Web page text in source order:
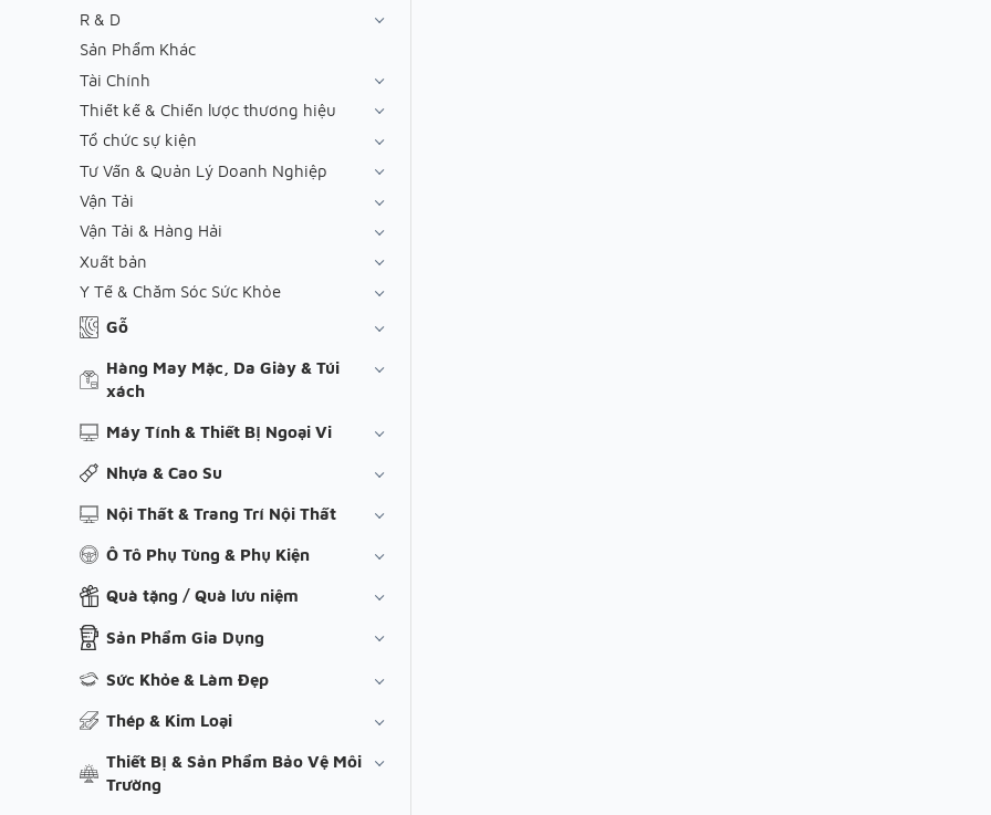
R & D
Sản Phẩm Khác
Tài Chính
Thiết kế & Chiến lược thương hiệu
Tổ chức sự kiện
Tư Vấn & Quản Lý Doanh Nghiệp
Vận Tải
Vận Tải & Hàng Hải
Xuất bản
Y Tế & Chăm Sóc Sức Khỏe
Gỗ
Hàng May Mặc, Da Giày & Túi
xách
Máy Tính & Thiết Bị Ngoại Vi
Nhựa & Cao Su
Nội Thất & Trang Trí Nội Thất
Ô Tô Phụ Tùng & Phụ Kiện
Quà tặng / Quà lưu niệm
Sản Phẩm Gia Dụng
Sức Khỏe & Làm Đẹp
Thép & Kim Loại
Thiết Bị & Sản Phẩm Bảo Vệ Môi
Trường